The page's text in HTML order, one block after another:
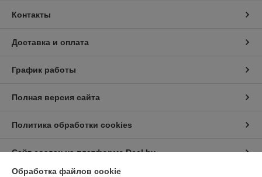
Контакты
Доставка и оплата
График работы
Полная версия сайта
Политика обработки cookies
Сайт создан на платформе Deal.by
Обработка файлов cookie